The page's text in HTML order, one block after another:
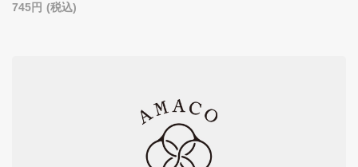
745
(税込)